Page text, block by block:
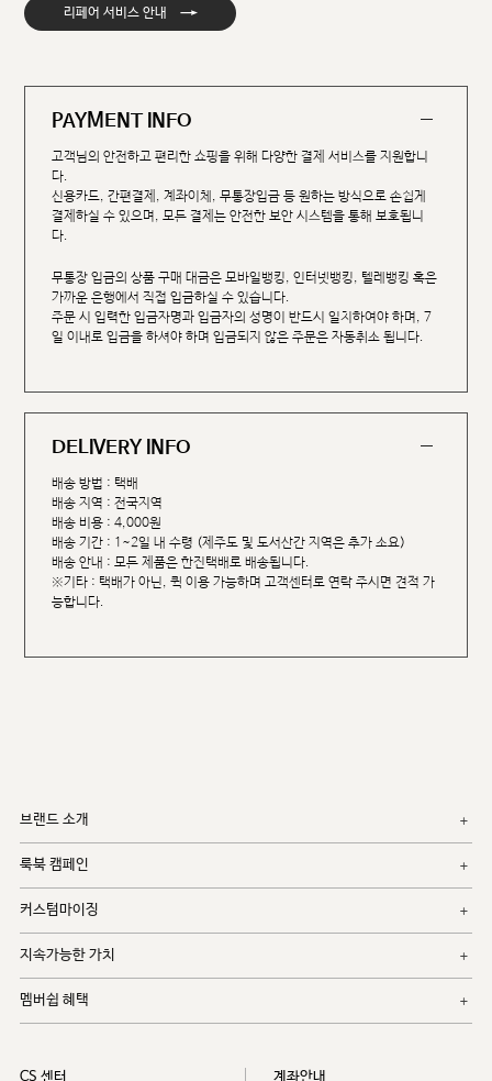
리페어 서비스 안내 →
PAYMENT INFO
고객님의 안전하고 편리한 쇼핑을 위해 다양한 결제 서비스를 지원합니
다.
신용카드, 간편결제, 계좌이체, 무통장입금 등 원하는 방식으로 손쉽게
결제하실 수 있으며, 모든 결제는 안전한 보안 시스템을 통해 보호됩니
다.
무통장 입금의 상품 구매 대금은 모바일뱅킹, 인터넷뱅킹, 텔레뱅킹 혹은
가까운 은행에서 직접 입금하실 수 있습니다.
주문 시 입력한 입금자명과 입금자의 성명이 반드시 일치하여야 하며, 7
일 이내로 입금을 하셔야 하며 입금되지 않은 주문은 자동취소 됩니다.
DELIVERY INFO
배송 방법 : 택배
배송 지역 : 전국지역
배송 비용 : 4,000원
배송 기간 : 1~2일 내 수령 (제주도 및 도서산간 지역은 추가 소요)
배송 안내 : 모든 제품은 한진택배로 배송됩니다.
※기타 : 택배가 아닌, 퀵 이용 가능하며 고객센터로 연락 주시면 견적 가
능합니다.
브랜드 소개
룩북 캠페인
커스텀마이징
지속가능한 가치
멤버쉽 혜택
CS 센터 계좌안내